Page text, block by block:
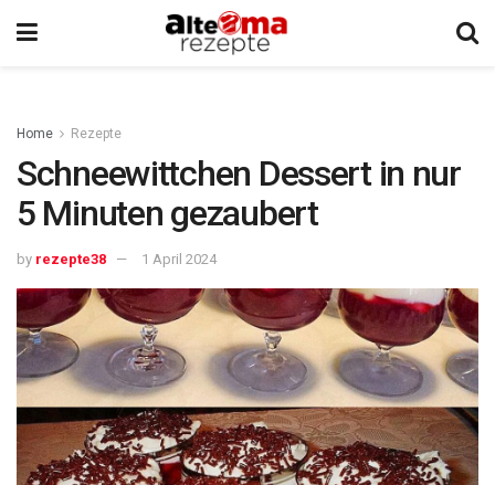
Home Rezepte
Schneewittchen Dessert in nur
5 Minuten gezaubert
by rezepte38 1 April 2024